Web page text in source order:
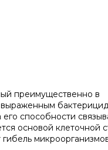
преимущественно в
выраженным
способности
основой клеточной